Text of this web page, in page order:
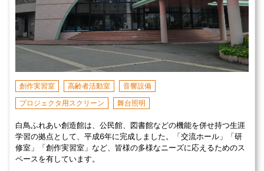
創作実習室 高齢者活動室
音響設備
プロジェクタ用スクリーン
舞台照明
白鳥ふれあい創造館は、公民館、図書館などの機能を併せ持つ生涯
学習の拠点として、平成6年に完成しました。「交流ホール」「研
修室」「創作実習室」など、皆様の多様なニーズに応えるためのス
ペースを有しています。